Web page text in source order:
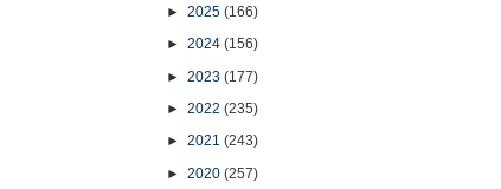
►2025(166)
►2024(156)
►2023(177)
►2022(235)
►2021(243)
►2020(257)